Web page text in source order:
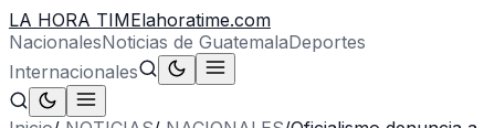
LA HORA TIMElahoratime.com
NacionalesNoticias de GuatemalaDeportes
Internacionales